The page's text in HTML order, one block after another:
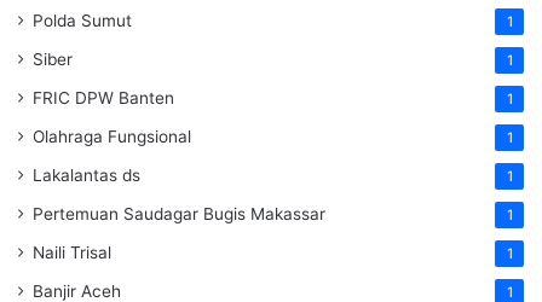
Polda Sumut 1
Siber 1
FRIC DPW Banten 1
Olahraga Fungsional 1
Lakalantas ds 1
Pertemuan Saudagar Bugis Makassar 1
Naili Trisal 1
Banjir Aceh 1